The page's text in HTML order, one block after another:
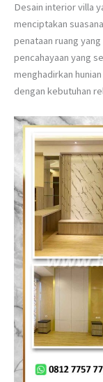
Desain interior villa
menciptakan
penataan ruang
pencahayaan yang
menghadirkan
dengan kebutuhan